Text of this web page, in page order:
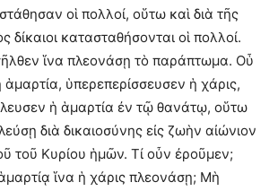
οἱ πολλοί, οὕτω καὶ διὰ τῆς
δίκαιοι κατασταθήσονται οἱ πολλοί.
ἵνα πλεονάσῃ τὸ παράπτωμα. Οὗ
ὑπερεπερίσσευσεν ἡ χάρις,
ἡ ἁμαρτία ἐν τῷ θανάτῳ, οὕτω
διὰ δικαιοσύνης εἰς ζωὴν αἰώνιον
τοῦ Κυρίου ἡμῶν. Τί οὖν ἐροῦμεν;
ἵνα ἡ χάρις πλεονάσῃ; Μὴ